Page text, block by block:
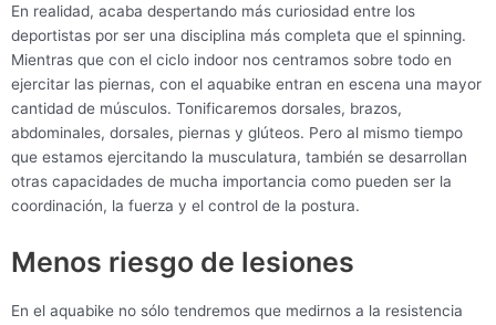
En realidad, acaba despertando más curiosidad entre los
deportistas por ser una disciplina más completa que el spinning.
Mientras que con el ciclo indoor nos centramos sobre todo en
ejercitar las piernas, con el aquabike entran en escena una mayor
cantidad de músculos. Tonificaremos dorsales, brazos,
abdominales, dorsales, piernas y glúteos. Pero al mismo tiempo
que estamos ejercitando la musculatura, también se desarrollan
otras capacidades de mucha importancia como pueden ser la
coordinación, la fuerza y el control de la postura.
Menos riesgo de lesiones
En el aquabike no sólo tendremos que medirnos a la resistencia